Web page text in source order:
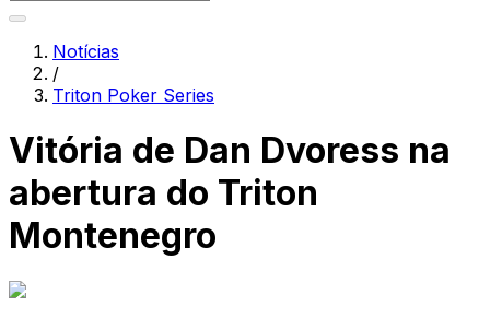
Notícias
/
Triton Poker Series
Vitória de Dan Dvoress na
abertura do Triton
Montenegro